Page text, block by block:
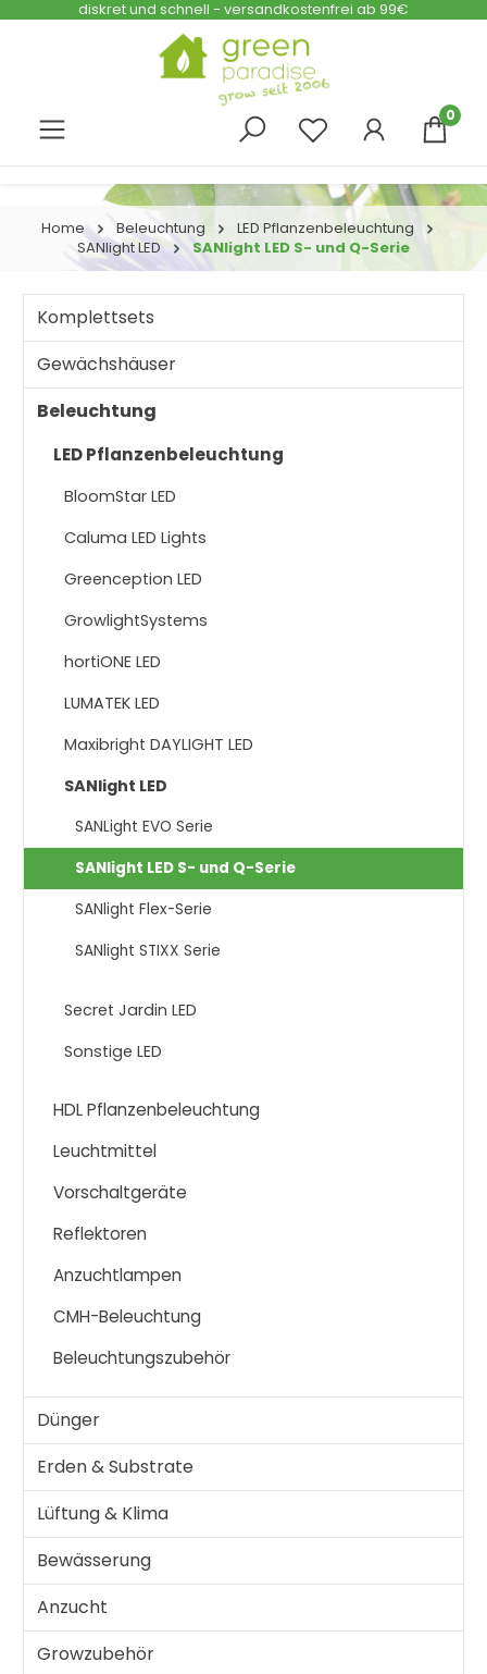
Zum Hauptinhalt springen
diskret und schnell - versandkostenfrei ab 99€
0
Home Beleuchtung
LED Pflanzenbeleuchtung
SANlight LED
SANlight LED S- und Q-Serie
Komplettsets
Gewächshäuser
Beleuchtung
LED Pflanzenbeleuchtung
BloomStar LED
Caluma LED Lights
Greenception LED
GrowlightSystems
hortiONE LED
LUMATEK LED
Maxibright DAYLIGHT LED
SANlight LED
SANLight EVO Serie
SANlight LED S- und Q-Serie
SANlight Flex-Serie
SANlight STIXX Serie
Secret Jardin LED
Sonstige LED
HDL Pflanzenbeleuchtung
Leuchtmittel
Vorschaltgeräte
Reflektoren
Anzuchtlampen
CMH-Beleuchtung
Beleuchtungszubehör
Dünger
Erden & Substrate
Lüftung & Klima
Bewässerung
Anzucht
Growzubehör